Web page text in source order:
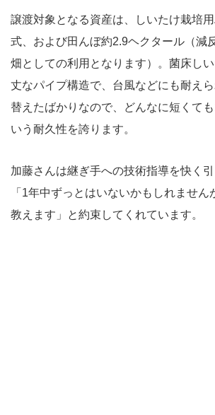
譲渡対象となる資産は、しいたけ栽培
式、および田んぼ約2.9ヘクタール（減
畑としての利用となります）。菌床し
丈なパイプ構造で、台風などにも耐え
替えたばかりなので、どんなに短くて
いう耐久性を誇ります。
加藤さんは継ぎ手への技術指導を快く引
「1年中ずっとはいないかもしれません
教えます」と約束してくれています。